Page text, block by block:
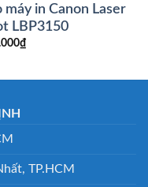
máy in Canon Laser
LBP3150
₫
TP.HCM